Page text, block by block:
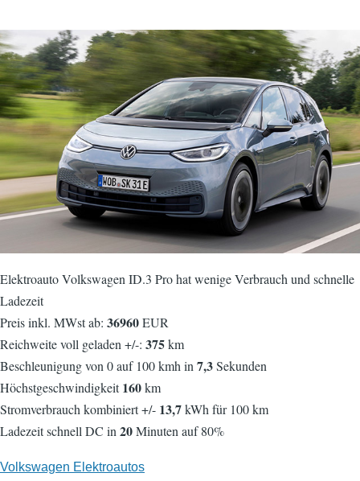
Elektroauto Volkswagen ID.3 Pro hat wenige Verbrauch und schnelle
Ladezeit
Preis inkl. MWst ab: 36960EUR
Reichweite voll geladen +/-: 375km
Beschleunigung von 0 auf 100 kmh in7,3Sekunden
Höchstgeschwindigkeit160km
Stromverbrauch kombiniert +/- 13,7kWh für 100 km
Ladezeit schnell DC in20Minuten auf 80%
Volkswagen Elektroautos